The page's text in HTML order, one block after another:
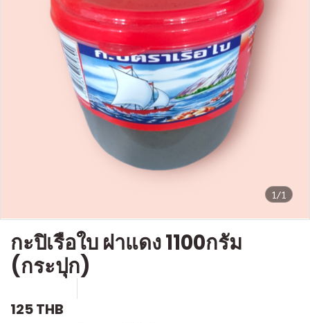
1/1
กะปิเรือใบ ฝาแดง 1100กรัม
(กระปุก)
125 THB